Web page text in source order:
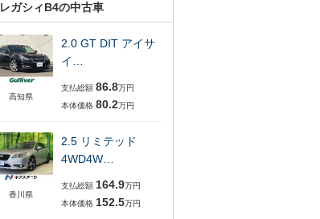
レガシィB4の中古車
高知県
2.0 GT DIT アイサ
イ…
支払総額 86.8万円
本体価格 80.2万円
香川県
2.5 リミテッド
4WD4W…
支払総額 164.9万円
本体価格 152.5万円